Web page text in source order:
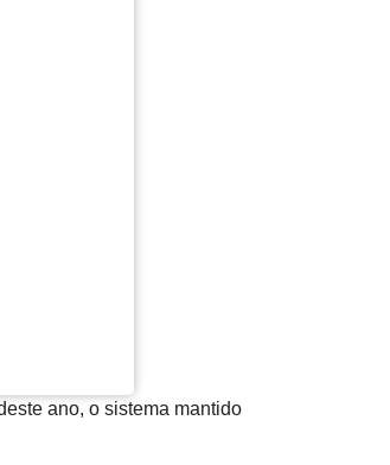
ano, o sistema mantido